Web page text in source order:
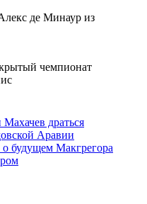
де Минаур из
чемпионат
Махачев драться
Аравии
о будущем Макгрегора